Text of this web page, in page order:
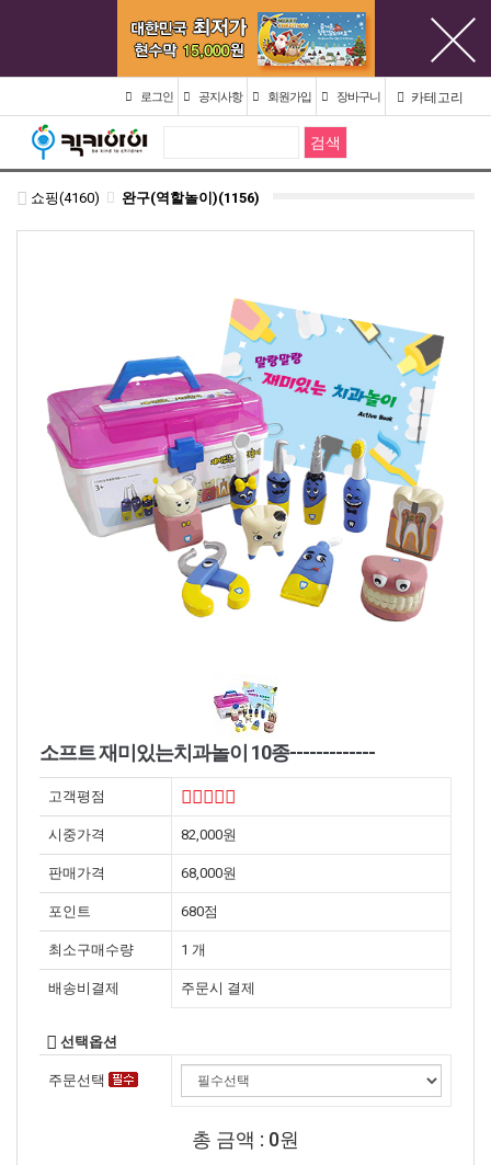
로그인 공지사항 회원가입 장바구니 카테고리
쇼핑(4160) 완구(역할놀이)(1156)
소프트 재미있는치과놀이 10종-------------
고객평점
시중가격 82,000원
판매가격 68,000원
포인트 680점
최소구매수량 1 개
배송비결제 주문시 결제
선택옵션
주문선택
총 금액 : 0원